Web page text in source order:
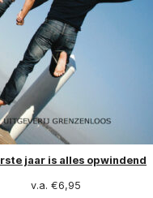
jaar is alles opwindend
v.a. €6,95